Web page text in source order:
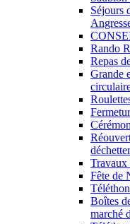
Séjours
Rando
Repas
Grande
Travaux
Fête de
Boîtes
marché